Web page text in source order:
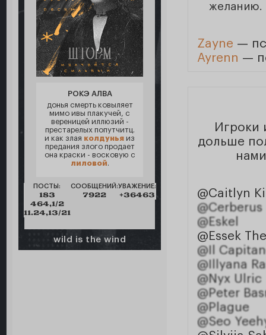
РОКЭ АЛВА
донья смерть ковыляет
мимо ивы плакучей, с
вереницей иллюзий -
престарелых попутчитц.
и как злая колдунья из
предания злого продает
она краски - восковую с
лиловой.
ПОСТЫ:
183
464,1/2
11.24,13/21
СООБЩЕНИЙ:
7922
УВАЖЕНИЕ:
+36463
wild is the wind
желанию.
Zayne —
Ayrenn —
Игроки
дольше
@Caitlyn
@Cerberus
@Eskel
@Essek
@Il
@Illyana
@Nyx Ulric
@Peter
@Plague
@Seo